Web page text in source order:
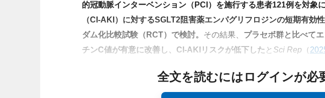
的冠動脈インターベンション（PCI）を施行する患者121例を対象
（CI-AKI）に対するSGLT2阻害薬エンパグリフロジンの短期有効
ダム化比較試験（RCT）で検討。 その結果、 プラセボ群と比べて
チンC値が有意に改善し、CI-AKIリスクが低下した と Sci Rep （
全文を読むにはログインが必